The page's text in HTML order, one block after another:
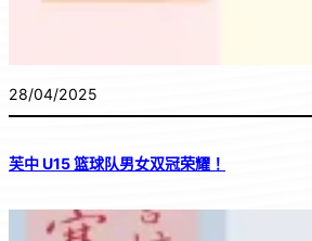
28/04/2025
芙中 U15 篮球队男女双冠荣耀！